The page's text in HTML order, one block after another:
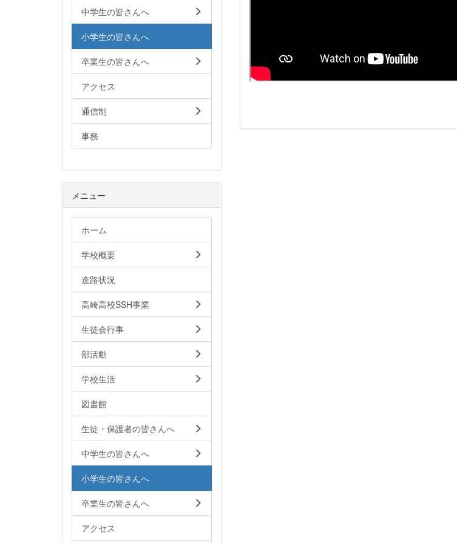
中学生の皆さんへ
小学生の皆さんへ
卒業生の皆さんへ
アクセス
通信制
事務
メニュー
ホーム
学校概要
進路状況
高崎高校SSH事業
生徒会行事
部活動
学校生活
図書館
生徒・保護者の皆さんへ
中学生の皆さんへ
小学生の皆さんへ
卒業生の皆さんへ
アクセス